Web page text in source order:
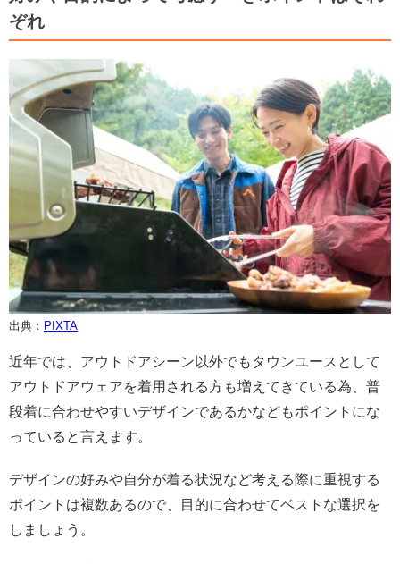
ぞれ
出典： PIXTA
近年では、アウトドアシーン以外でもタウンユースとして
アウトドアウェアを着用される方も増えてきている為、普
段着に合わせやすいデザインであるかなどもポイントにな
っていると言えます。
デザインの好みや自分が着る状況など考える際に重視する
ポイントは複数あるので、目的に合わせてベストな選択を
しましょう。